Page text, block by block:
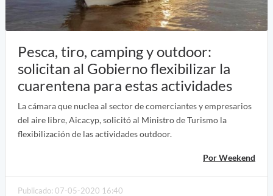
Pesca, tiro, camping y outdoor:
solicitan al Gobierno flexibilizar la
cuarentena para estas actividades
La cámara que nuclea al sector de comerciantes y empresarios
del aire libre, Aicacyp, solicitó al Ministro de Turismo la
flexibilización de las actividades outdoor.
Por Weekend
Publicado: 07-05-2020 16:40